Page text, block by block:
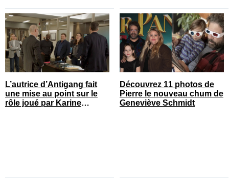
L’autrice d’Antigang fait
une mise au point sur le
rôle joué par Karine
Découvrez 11 photos de
Pierre le nouveau chum de
Geneviève Schmidt